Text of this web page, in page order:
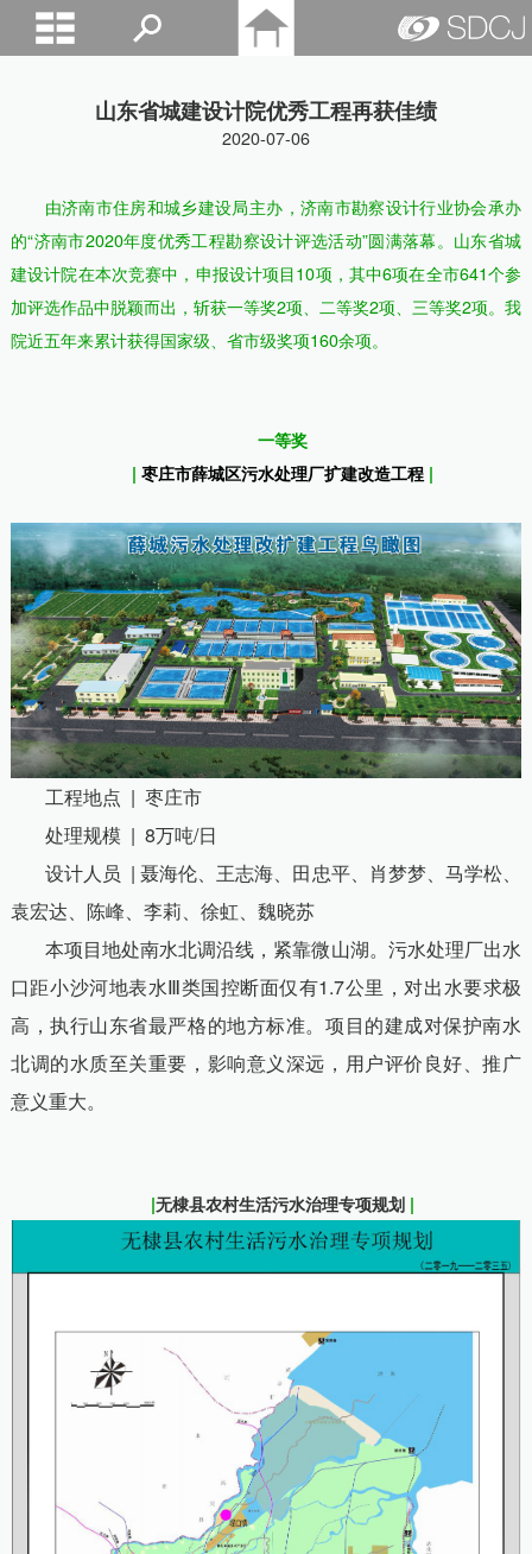
山东省城建设计院优秀工程再获佳绩
2020-07-06
由济南市住房和城乡建设局主办，济南市勘察设计行业协会承办
的“济南市2020年度优秀工程勘察设计评选活动”圆满落幕。山东省城
建设计院在本次竞赛中，申报设计项目10项，其中6项在全市641个参
加评选作品中脱颖而出，斩获一等奖2项、二等奖2项、三等奖2项。我
院近五年来累计获得国家级、省市级奖项160余项。
一等奖
|枣庄市薛城区污水处理厂扩建改造工程 |
工程地点 | 枣庄市
处理规模 | 8万吨/日
设计人员 |聂海伦、王志海、田忠平、肖梦梦、马学松、
袁宏达、陈峰、李莉、徐虹、魏晓苏
本项目地处南水北调沿线，紧靠微山湖。污水处理厂出水
口距小沙河地表水Ⅲ类国控断面仅有1.7公里，对出水要求极
高，执行山东省最严格的地方标准。项目的建成对保护南水
北调的水质至关重要，影响意义深远，用户评价良好、推广
意义重大。
|无棣县农村生活污水治理专项规划 |